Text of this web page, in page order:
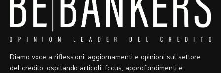
Diamo voce a riflessioni, aggiornamenti e opinioni sul settore
del credito, ospitando articoli, focus, approfondimenti e